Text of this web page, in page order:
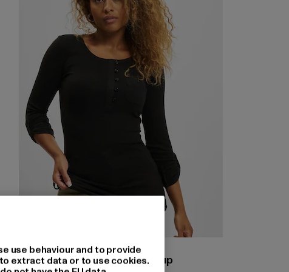
URBAN CLASSICS
Ladies Long Rib Pocket Turnup
use behaviour and to provide
extract data or to use cookies.